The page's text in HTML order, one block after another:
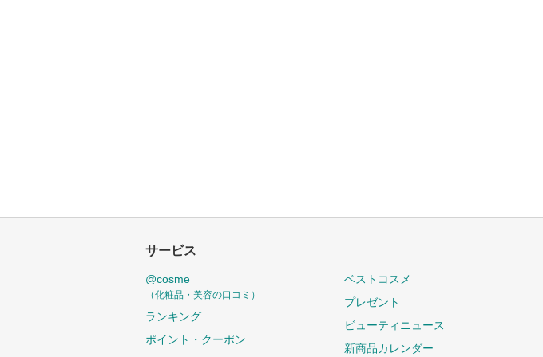
サービス
@cosme
（化粧品・美容の口コミ）
ランキング
ポイント・クーポン
ベストコスメ
プレゼント
ビューティニュース
新商品カレンダー